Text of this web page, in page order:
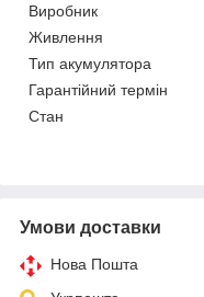
Виробник
Живлення
Тип акумулятора
Гарантійний термін
Стан
Умови доставки
Нова Пошта